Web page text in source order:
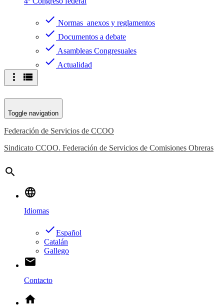
check Normas anexos y reglamentos
check Documentos a debate
check Asambleas Congresuales
check Actualidad
more_vert view_list
Toggle navigation
Federación de Servicios de CCOO
Sindicato CCOO. Federación de Servicios de Comisiones Obreras
search
language
Idiomas
doneEspañol
Catalán
Gallego
email
Contacto
home